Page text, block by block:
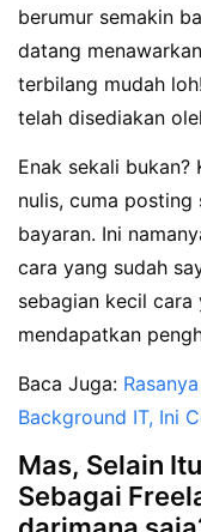
berumur semakin
datang
terbilang mudah
telah disediakan
Enak sekali
nulis, cuma
bayaran. Ini
cara yang sudah
sebagian kecil
mendapatkan
Baca Juga:
Background IT, Ini
Mas, Selain
Sebagai